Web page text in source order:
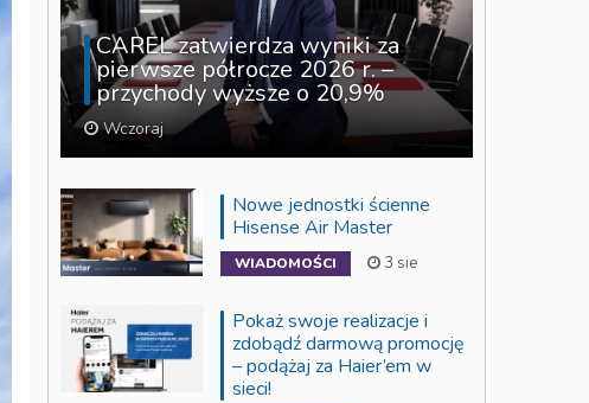
CAREL zatwierdza wyniki za
pierwsze półrocze 2026 r. –
przychody wyższe o 20,9%
Wczoraj
Nowe jednostki ścienne
Hisense Air Master
WIADOMOŚCI 3 sie
Pokaż swoje realizacje i
zdobądź darmową promocję
– podążaj za Haier’em w
sieci!